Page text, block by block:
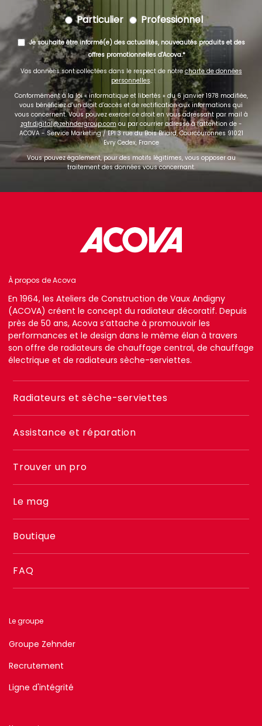
Particulier
Professionnel
Je souhaite être informé(e) des actualités, nouveautés produits et des
offres promotionnelles d'Acova.
Vos données sont collectées dans le respect de notre charte de données
personnelles.
Conformément à la loi « informatique et libertés » du 6 janvier 1978 modifiée,
vous bénéficiez d’un droit d’accès et de rectification aux informations qui
vous concernent. Vous pouvez exercer ce droit en vous adressant par mail à
zgfr.digital@zehndergroup.com ou par courrier adressé à l'attention de -
ACOVA - Service Marketing / EPI 3 rue du Bois Briard, Courcouronnes 91021
Evry Cedex, France
Vous pouvez également, pour des motifs légitimes, vous opposer au
traitement des données vous concernant.
À propos de Acova
En 1964, les Ateliers de Construction de Vaux Andigny
(ACOVA) créent le concept du radiateur décoratif. Depuis
près de 50 ans, Acova s’attache à promouvoir les
performances et le design dans le même élan à travers
son offre de radiateurs de chauffage central, de chauffage
électrique et de radiateurs sèche-serviettes.
Menu
footer
2
Radiateurs et sèche-serviettes
Assistance et réparation
Trouver un pro
Le mag
Boutique
FAQ
Le groupe
Groupe Zehnder
Recrutement
Ligne d'intégrité